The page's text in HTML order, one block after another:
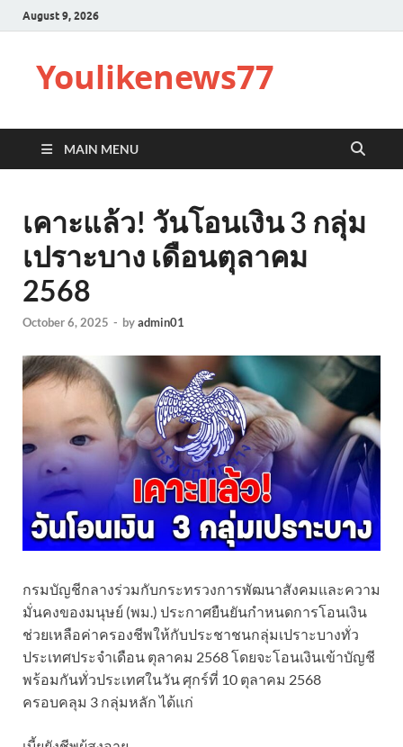
August 9, 2026
Youlikenews77
MAIN MENU
เคาะแล้ว! วันโอนเงิน 3 กลุ่ม
เปราะบาง เดือนตุลาคม
2568
October 6, 2025 - byadmin01
กรมบัญชีกลางร่วมกับกระทรวงการพัฒนาสังคมและความ
มั่นคงของมนุษย์ (พม.) ประกาศยืนยันกำหนดการโอนเงิน
ช่วยเหลือค่าครองชีพให้กับประชาชนกลุ่มเปราะบางทั่ว
ประเทศประจำเดือน ตุลาคม 2568 โดยจะโอนเงินเข้าบัญชี
พร้อมกันทั่วประเทศในวัน ศุกร์ที่ 10 ตุลาคม 2568
ครอบคลุม 3 กลุ่มหลัก ได้แก่